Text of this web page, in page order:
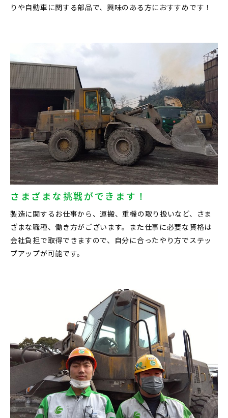
りや自動車に関する部品で、興味のある方におすすめです！
さまざまな挑戦ができます！
製造に関するお仕事から、運搬、重機の取り扱いなど、さま
ざまな職種、働き方がございます。また仕事に必要な資格は
会社負担で取得できますので、自分に合ったやり方でステッ
プアップが可能です。